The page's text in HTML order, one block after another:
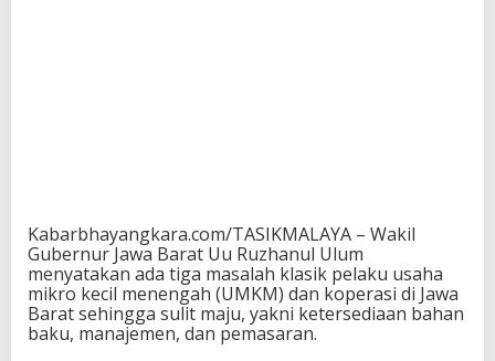
Kabarbhayangkara.com/TASIKMALAYA – Wakil
Gubernur Jawa Barat Uu Ruzhanul Ulum
menyatakan ada tiga masalah klasik pelaku usaha
mikro kecil menengah (UMKM) dan koperasi di Jawa
Barat sehingga sulit maju, yakni ketersediaan bahan
baku, manajemen, dan pemasaran.